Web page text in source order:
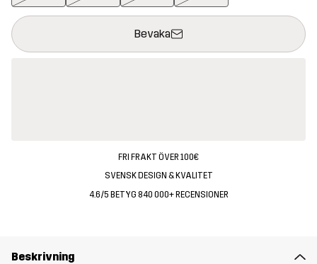
Bevaka
Denna knapp kommer att öppna en modal som bekräftar en ny
{{size}} inte tillgänglig
FRI FRAKT ÖVER 100€
SVENSK DESIGN & KVALITET
4.6/5 BETYG 840 000+ RECENSIONER
Beskrivning